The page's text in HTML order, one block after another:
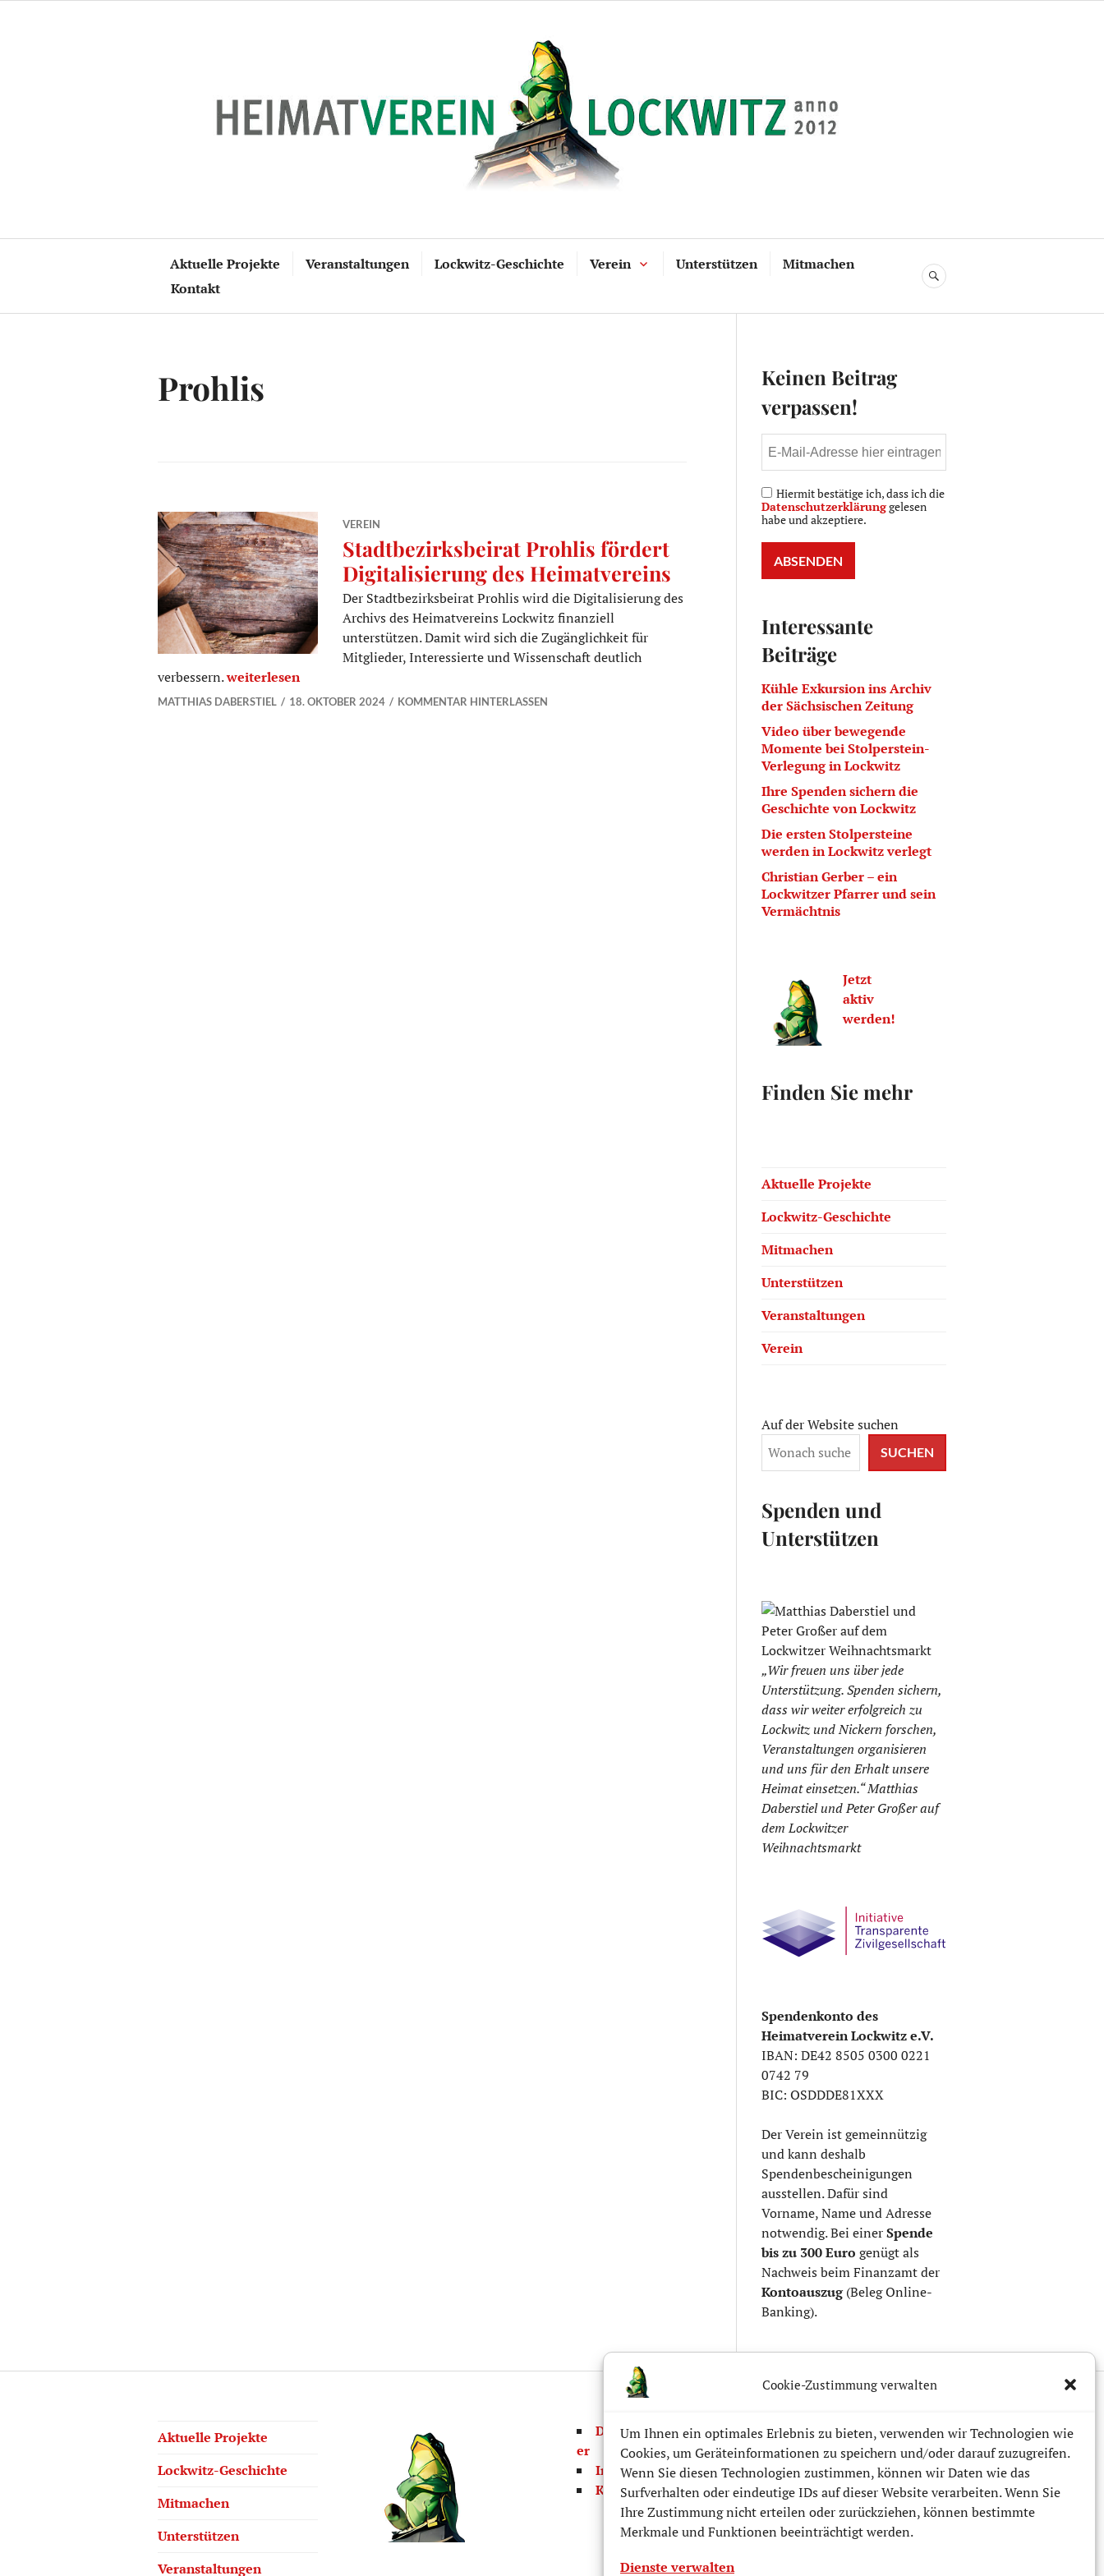
Cookie-Zustimmung verwalten
Um Ihnen ein optimales Erlebnis zu bieten, verwenden wir Technologien wie
Cookies, um Geräteinformationen zu speichern und/oder darauf zuzugreifen.
Wenn Sie diesen Technologien zustimmen, können wir Daten wie das
Surfverhalten oder eindeutige IDs auf dieser Website verarbeiten. Wenn Sie
Ihre Zustimmung nicht erteilen oder zurückziehen, können bestimmte
Merkmale und Funktionen beeinträchtigt werden.
Dienste verwalten
Aktuelle Projekte Veranstaltungen Lockwitz-Geschichte Verein Unterstützen
Mitmachen
Kontakt
SUCHE
Prohlis
VEREIN
Stadtbezirksbeirat Prohlis fördert
Digitalisierung des Heimatvereins
Der Stadtbezirksbeirat Prohlis wird die Digitalisierung des
Archivs des Heimatvereins Lockwitz finanziell
unterstützen. Damit wird sich die Zugänglichkeit für
Mitglieder, Interessierte und Wissenschaft deutlich
verbessern.Stadtbezirksbeirat Prohlis fördert Digitalisierung des Heimatvereins
weiterlesen
MATTHIAS DABERSTIEL 18. OKTOBER 2024 KOMMENTAR HINTERLASSEN
Keinen Beitrag
verpassen!
Hiermit bestätige ich, dass ich die
Datenschutzerklärunggelesen
habe und akzeptiere.
Interessante
Beiträge
Kühle Exkursion ins Archiv
der Sächsischen Zeitung
Video über bewegende
Momente bei Stolperstein-
Verlegung in Lockwitz
Ihre Spenden sichern die
Geschichte von Lockwitz
Die ersten Stolpersteine
werden in Lockwitz verlegt
Christian Gerber – ein
Lockwitzer Pfarrer und sein
Vermächtnis
Jetzt
aktiv
werden!
Finden Sie mehr
Aktuelle Projekte
Lockwitz-Geschichte
Mitmachen
Unterstützen
Veranstaltungen
Verein
Auf der Website suchen
SUCHEN
Spenden und
Unterstützen
„Wir freuen uns über jede
Unterstützung. Spenden sichern,
dass wir weiter erfolgreich zu
Lockwitz und Nickern forschen,
Veranstaltungen organisieren
und uns für den Erhalt unsere
Heimat einsetzen.“ Matthias
Daberstiel und Peter Großer auf
dem Lockwitzer
Weihnachtsmarkt
Spendenkonto des
Heimatverein Lockwitz e.V.
IBAN: DE42 8505 0300 0221
0742 79
BIC: OSDDDE81XXX
Der Verein ist gemeinnützig
und kann deshalb
Spendenbescheinigungen
ausstellen. Dafür sind
Vorname, Name und Adresse
notwendig. Bei einerSpende
bis zu 300 Euro genügt als
Nachweis beim Finanzamt der
Kontoauszug(Beleg Online-
Banking).
Aktuelle Projekte
Lockwitz-Geschichte
Mitmachen
Unterstützen
Veranstaltungen
Datenschutz/Disclaim
er
Impressum
Kontaktformular